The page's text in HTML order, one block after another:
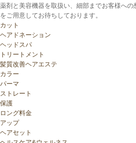
薬剤と美容機器を取扱い、細部までお客様へ
をご用意してお待ちしております。
カット
ヘアドネーション
ヘッドスパ
トリートメント
髪質改善ヘアエステ
カラー
パーマ
ストレート
保護
ロング料金
アップ
ヘアセット